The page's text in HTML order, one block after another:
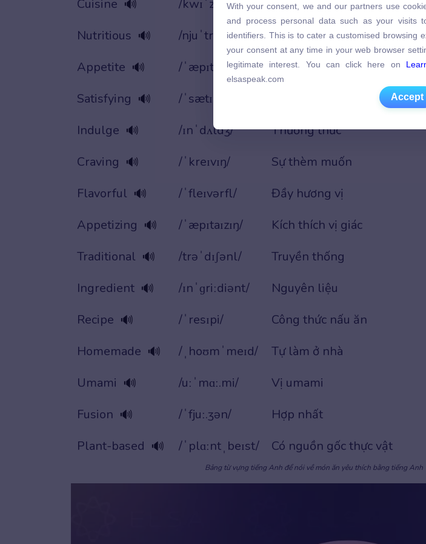
Cuisine 🔊 /kwɪˈziːn/
Ẩm thực
Nutritious 🔊 /njuˈtrɪʃəs/
Bổ dưỡng
Appetite 🔊 /ˈæpɪtaɪt/
Sự thèm ăn
Satisfying 🔊 /ˈsætɪsfaɪɪŋ/
Indulge 🔊 /ɪnˈdʌldʒ/
Thưởng thức
Craving 🔊 /ˈkreɪvɪŋ/
Sự thèm muốn
Flavorful 🔊 /ˈfleɪvərfl/
Đầy hương vị
Appetizing 🔊 /ˈæpɪtaɪzɪŋ/
Kích thích vị giác
Traditional 🔊 /trəˈdɪʃənl/
Truyền thống
Ingredient 🔊 /ɪnˈɡriːdiənt/
Nguyên liệu
Recipe 🔊 /ˈresɪpi/
Công thức nấu ăn
Homemade 🔊 /ˌhoʊmˈmeɪd/
Tự làm ở nhà
Umami 🔊 /uːˈmɑː.mi/
Vị umami
Fusion 🔊 /ˈfjuː.ʒən/
Hợp nhất
Plant-based 🔊 /ˈplɑːntˌbeɪst/ Có nguồn gốc thực vật
Bảng từ vựng tiếng Anh để nói về món ăn yêu thích bằng tiếng Anh
and process personal data such as your visits
identifiers. This is to cater a customised browsing
your consent at any time in your web browser
legitimate interest. You can click here on
elsaspeak.com
Accept
With your consent, we and our partners use
and process personal data such as your visits
identifiers. This is to cater a customised browsing
your consent at any time in your web browser
legitimate interest. You can click here on
elsaspeak.com
Accept